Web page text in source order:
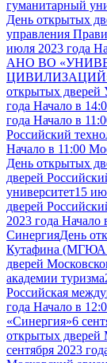
гуманитарный
День открытых
управления
июля 2023 года
АНО ВО
открытых дверей
года Начало в
года Начало в
Российский
Начало в 11:00
День открытых
дверей
университет15
дверей
2023 года Начало
СинергияДень
Кутафина (МГЮА
дверей
академии туризма
Российская
года Начало в
«Синергия»6
открытых дверей
сентября 2023